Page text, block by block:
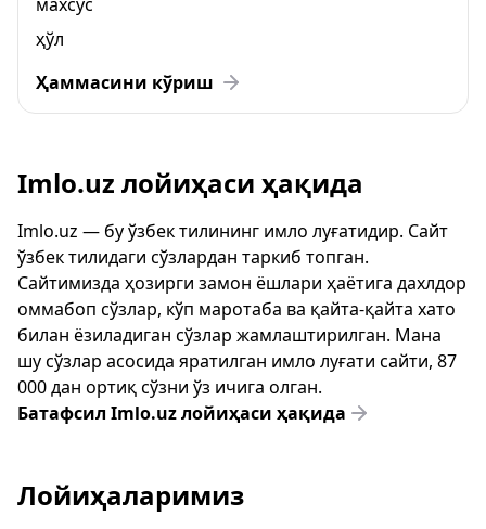
ҳўл
Ҳаммасини кўриш
Imlo.uz лойиҳаси ҳақида
Imlo.uz — бу ўзбек тилининг имло луғатидир. Сайт
ўзбек тилидаги сўзлардан таркиб топган.
Сайтимизда ҳозирги замон ёшлари ҳаётига дахлдор
оммабоп сўзлар, кўп маротаба ва қайта-қайта хато
билан ёзиладиган сўзлар жамлаштирилган. Мана
шу сўзлар асосида яратилган имло луғати сайти, 87
000 дан ортиқ сўзни ўз ичига олган.
Батафсил Imlo.uz лойиҳаси ҳақида
Лойиҳаларимиз